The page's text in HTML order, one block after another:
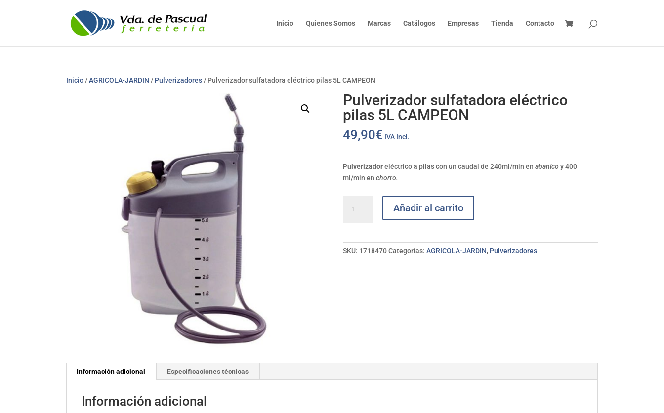
Inicio Quienes Somos Marcas Catálogos Empresas Tienda Contacto
Inicio /AGRICOLA-JARDIN / Pulverizadores / Pulverizador sulfatadora eléctrico pilas 5L CAMPEON
Pulverizador sulfatadora eléctrico
pilas 5L CAMPEON
49,90€ IVA Incl.
Pulverizadoreléctrico a pilas con un caudal de 240ml/min en abanico y 400
mi/min en chorro.
sulfatadora
Añadir al carrito
SKU: 1718470 Categorías: AGRICOLA-JARDIN, Pulverizadores
Información adicional Especificaciones técnicas
Información adicional